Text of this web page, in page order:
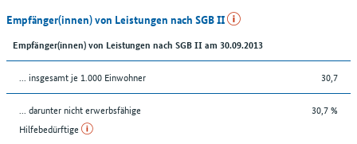
Empfänger(innen) von Leistungen nach SGB II
Empfänger(innen) von Leistungen nach SGB II am 30.09.2013
... insgesamt je 1.000 Einwohner 30,7
... darunter nicht erwerbsfähige
Hilfebedürftige
30,7 %